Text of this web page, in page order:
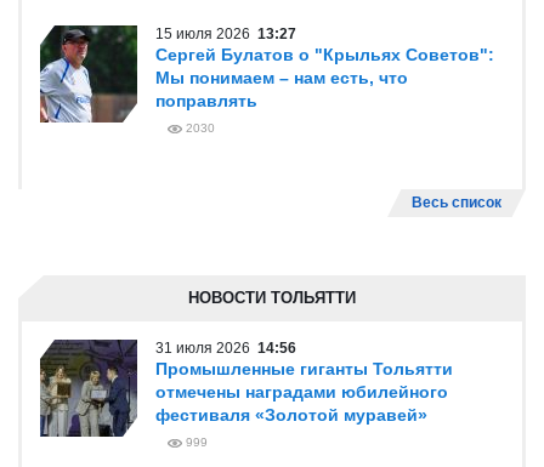
15 июля 2026 13:27
Сергей Булатов о "Крыльях Советов":
Мы понимаем – нам есть, что
поправлять
2030
Весь список
НОВОСТИ ТОЛЬЯТТИ
31 июля 2026 14:56
Промышленные гиганты Тольятти
отмечены наградами юбилейного
фестиваля «Золотой муравей»
999